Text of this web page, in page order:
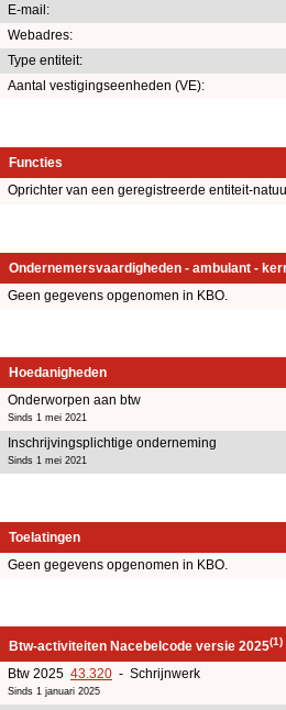
E-mail:
Webadres:
Type entiteit:
Aantal vestigingseenheden (VE):
Functies
Oprichter van een geregistreerde entiteit-
Ondernemersvaardigheden - ambulant -
Geen gegevens opgenomen in KBO.
Hoedanigheden
Onderworpen aan btw
Sinds 1 mei 2021
Inschrijvingsplichtige onderneming
Sinds 1 mei 2021
Toelatingen
Geen gegevens opgenomen in KBO.
Btw-activiteiten Nacebelcode versie 2025(1)
Btw 2025 43.320 - Schrijnwerk
Sinds 1 januari 2025